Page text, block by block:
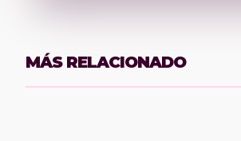
MÁS RELACIONADO